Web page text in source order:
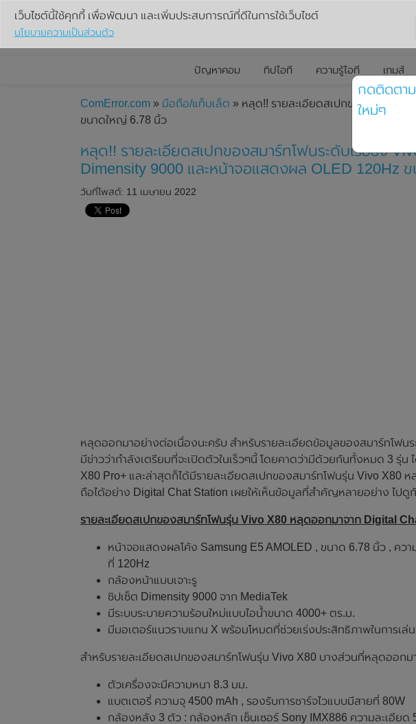
ปัญหาคอม ทิปไอที ความรู้ไอที เกมส์
ComError.com » มือถือ/แท็บเล็ต » หลุด!! รายละเอียดสเปกของสมาร์ทโ
ขนาดใหญ่ 6.78 นิ้ว
หลุด!! รายละเอียดสเปกของสมาร์ทโฟนระดับเรือธง
Dimensity 9000 และหน้าจอแสดงผล OLED 120Hz
วันที่โพสต์: 11 เมษายน 2022
หลุดออกมาอย่างต่อเนื่องนะครับ สำหรับรายละเอียดข้อมูลของสมาร์ทโฟนร
มีข่าวว่ากำลังเตรียมที่จะเปิดตัวในเร็วๆนี้ โดยคาดว่ามีด้วยกันทั้งหมด 3 รุ่น
X80 Pro+ และล่าสุดก็ได้มีรายละเอียดสเปกของสมาร์ทโฟนรุ่น Vivo X80
ถือได้อย่าง Digital Chat Station เผยให้เห็นข้อมูลที่สำคัญหลายอย่าง ไปดูกั
รายละเอียดสเปกของสมาร์ทโฟนรุ่น Vivo X80 หลุดออกมาจาก Digital
หน้าจอแสดงผลโค้ง Samsung E5 AMOLED , ขนาด 6.78 นิ้ว , ควา
ที่ 120Hz
กล้องหน้าแบบเจาะรู
ชิปเซ็ต Dimensity 9000 จาก MediaTek
มีระบบระบายความร้อนใหม่แบบไอน้ำขนาด 4000+ ตร.ม.
มีมอเตอร์แนวราบแกน X พร้อมโหมดที่ช่วยเร่งประสิทธิภาพในการเล่น
สำหรับรายละเอียดสเปกของสมาร์ทโฟนรุ่น Vivo X80 บางส่วนที่หลุดออกม
ตัวเครื่องจะมีความหนา 8.3 มม.
แบตเตอรี่ ความจุ 4500 mAh , รองรับการชาร์จไวแบบมีสายที่ 80W
กล้องหลัง 3 ตัว : กล้องหลัก เซ็นเซอร์ Sony IMX886 ความละเอียด
เว็บไซต์นี้ใช้คุกกี้ เพื่อพัฒนา และเพิ่มประสบการณ์ที่ดีในการใช้เว็บไซต์
นโยบายความเป็นส่วนตัว
กดติดตาม
ใหม่ๆ